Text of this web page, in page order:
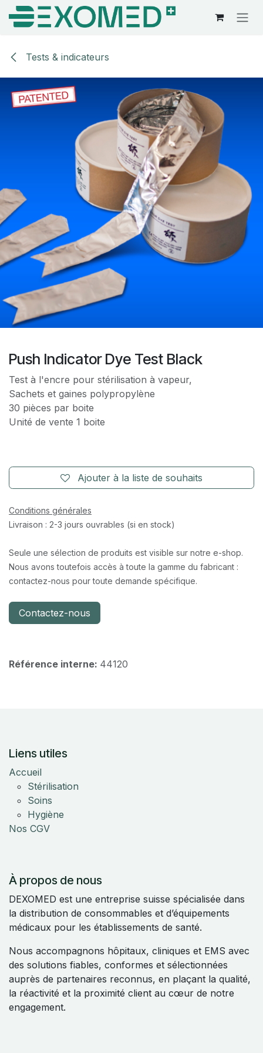
Se rendre au contenu
Tests & indicateurs
Push Indicator Dye Test Black
Test à l'encre pour stérilisation à vapeur,
Sachets et gaines polypropylène
30 pièces par boite
Unité de vente 1 boite
Ajouter à la liste de souhaits
Conditions générales
Livraison : 2-3 jours ouvrables (si en stock)
Seule une sélection de produits est visible sur notre e-shop.
Nous avons toutefois accès à toute la gamme du fabricant :
contactez-nous pour toute demande spécifique.
Contactez-nous
Référence interne: 44120
Liens utiles
Accueil
Stérilisation
Soins
Hygiène
Nos CGV
À propos de nous
DEXOMED est une entreprise suisse spécialisée dans
la distribution de consommables et d’équipements
médicaux pour les établissements de santé.
Nous accompagnons hôpitaux, cliniques et EMS avec
des solutions fiables, conformes et sélectionnées
auprès de partenaires reconnus, en plaçant la qualité,
la réactivité et la proximité client au cœur de notre
engagement.